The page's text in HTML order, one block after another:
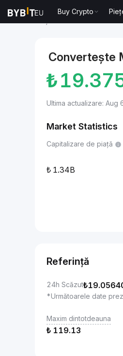
Buy Crypto
Convertește
₺
Ultima actualizare:
Market Statistics
Capitalizare de piață
1.34B
Referință
24h Scăzut₺
*Următoarele date
Maxim dintotdeauna
₺ 119.13